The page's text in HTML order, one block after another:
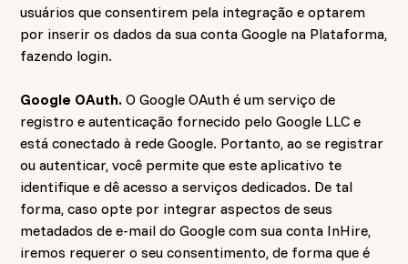
usuários que consentirem pela integração e optarem
por inserir os dados da sua conta Google na Plataforma,
fazendo login.
Google OAuth. O Google OAuth é um serviço de
registro e autenticação fornecido pelo Google LLC e
está conectado à rede Google. Portanto, ao se registrar
ou autenticar, você permite que este aplicativo te
identifique e dê acesso a serviços dedicados. De tal
forma, caso opte por integrar aspectos de seus
metadados de e-mail do Google com sua conta InHire,
iremos requerer o seu consentimento, de forma que é